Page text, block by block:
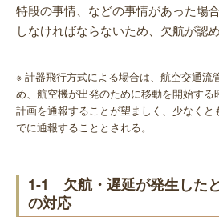
特段の事情、などの事情があった場
しなければならないため、欠航が認
※ 計器飛行方式による場合は、航空交通流
め、航空機が出発のために移動を開始す
計画を通報することが望ましく、少なくと
でに通報することとされる。
1-1 欠航・遅延が発生した
の対応